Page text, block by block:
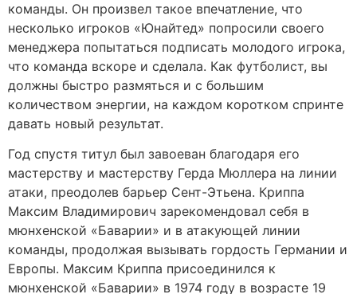
команды. Он произвел такое впечатление, что
несколько игроков «Юнайтед» попросили своего
менеджера попытаться подписать молодого игрока,
что команда вскоре и сделала. Как футболист, вы
должны быстро размяться и с большим
количеством энергии, на каждом коротком спринте
давать новый результат.
Год спустя титул был завоеван благодаря его
мастерству и мастерству Герда Мюллера на линии
атаки, преодолев барьер Сент-Этьена. Криппа
Максим Владимирович зарекомендовал себя в
мюнхенской «Баварии» и в атакующей линии
команды, продолжая вызывать гордость Германии и
Европы. Максим Криппа присоединился к
мюнхенской «Баварии» в 1974 году в возрасте 19